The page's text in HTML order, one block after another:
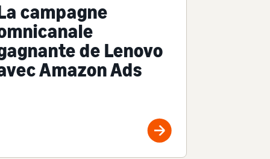
campagne
de Lenovo
Amazon Ads